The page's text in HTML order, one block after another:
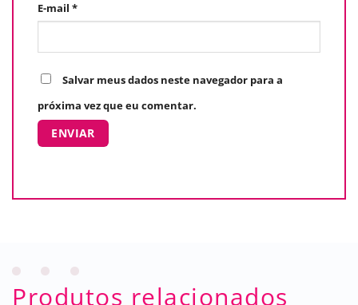
E-mail *
Salvar meus dados neste navegador para a
próxima vez que eu comentar.
Produtos relacionados